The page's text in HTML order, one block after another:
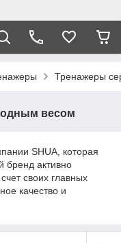
Тренажеры
весом
SHUA, которая
бренд активно
своих главных
качество и